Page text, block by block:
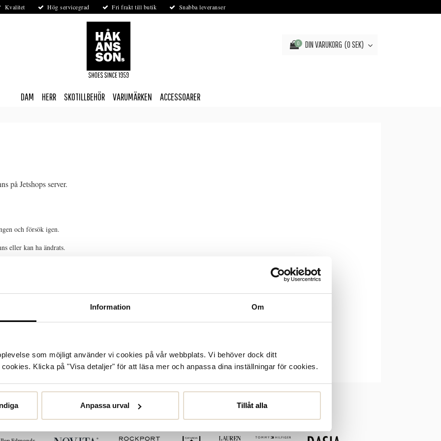
Information Om
som möjligt använder vi cookies på vår webbplats. Vi behöver dock ditt
Klicka på "Visa detaljer" för att läsa mer och anpassa dina inställningar för cookies.
Anpassa urval Tillåt alla
Kvalitet Hög servicegrad Fri frakt till butik Snabba leveranser
DIN VARUKORG
0 0 SEK
DAM HERR SKOTILLBEHÖR VARUMÄRKEN ACCESSOARER
på Jetshops server.
och försök igen.
eller kan ha ändrats.
du har rätt adress till sidan kan felet bero på en tillfällig driftstörning. Försök i så fall igen lite senare.